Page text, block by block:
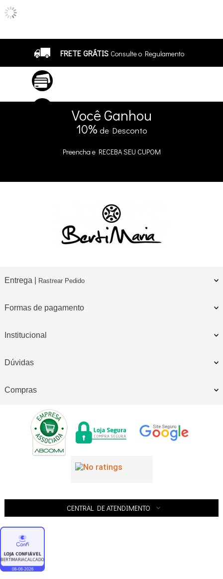
FRETE GRÁTIS Consulte o Regulamento
5% DE DESCONTO no Pix e Boleto
Você Ganhou
10% de Desconto
Preencha e RECEBA SEU CUPOM
Entrega | Rastrear Pedido
Formas de pagamento
Institucional
Dúvidas
Compras
CENTRAL DE ATENDIMENTO